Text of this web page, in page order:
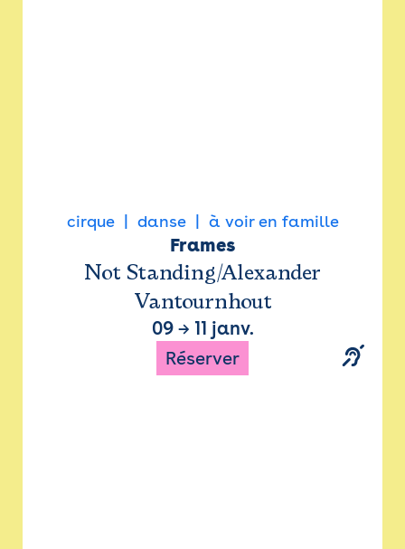
cirque danse à voir en famille
Frames
Not Standing/Alexander
Vantournhout
09→ 11 janv.
Réserver